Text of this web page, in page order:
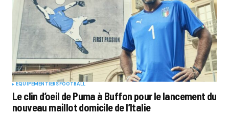
EQUIPEMENTIERSFOOTBALL
Le clin d’oeil de Puma à Buffon pour le lancement du
nouveau maillot domicile de l’Italie